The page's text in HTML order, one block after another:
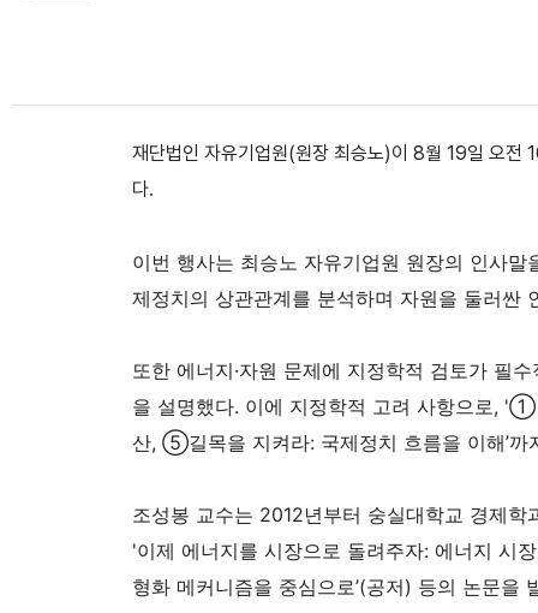
재단법인 자유기업원(원장 최승노)이 8월 19일 오전
다.
이번 행사는 최승노 자유기업원 원장의 인사
제정치의 상관관계를 분석하며 자원을 둘러싼
또한 에너지·자원 문제에 지정학적 검토가 필
을 설명했다. 이에 지정학적 고려 사항으로,
산, ⑤길목을 지켜라: 국제정치 흐름을 이해’까
조성봉 교수는 2012년부터 숭실대학교 경제
'이제 에너지를 시장으로 돌려주자: 에너지 시
형화 메커니즘을 중심으로’(공저) 등의 논문을